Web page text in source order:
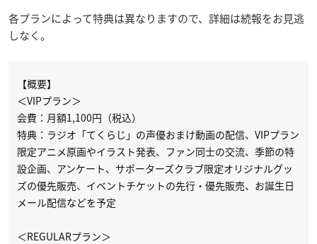
各プランによって特典は異なりますので、詳細は続報をお見逃
しなく。
【概要】
＜VIPプラン＞
会費：月額1,100円（税込）
特典：ラジオ「てくらじ」の声優おまけ動画の配信、VIPプラン
限定アニメ原画やイラスト発表、ファン同士の交流、季節の特
設企画、アンケート、サポーターズクラブ限定オリジナルグッ
ズの優先販売、イベントチケットの先行・優先販売、お誕生日
メール配信などを予定
＜REGULARプラン＞